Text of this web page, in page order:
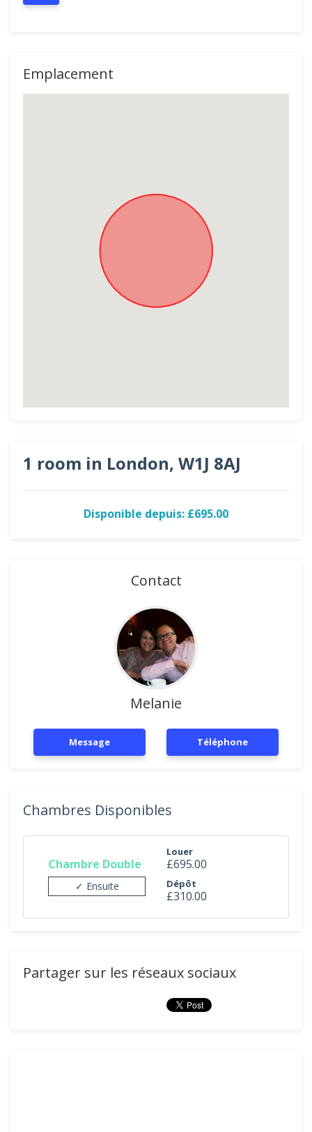
Emplacement
1 room in London, W1J 8AJ
Disponible depuis: £695.00
Contact
Melanie
Message Téléphone
Chambres Disponibles
Chambre Double
✓ Ensuite
Louer
£695.00
Dépôt
£310.00
Partager sur les réseaux sociaux